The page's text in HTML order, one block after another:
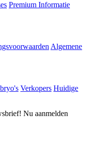
Premium Informatie
Algemene
Verkopers Huidige
Nu aanmelden